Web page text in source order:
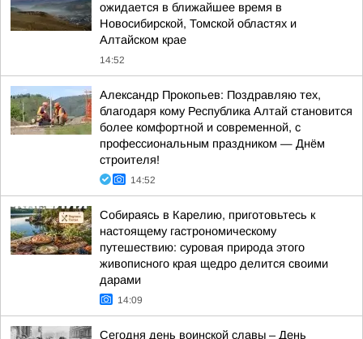
ожидается в ближайшее время в
Новосибирской, Томской областях и
Алтайском крае
14:52
Александр Прокопьев: Поздравляю тех,
благодаря кому Республика Алтай становится
более комфортной и современной, с
профессиональным праздником — Днём
строителя!
14:52
Собираясь в Карелию, приготовьтесь к
настоящему гастрономическому
путешествию: суровая природа этого
живописного края щедро делится своими
дарами
14:09
Сегодня день воинской славы – День